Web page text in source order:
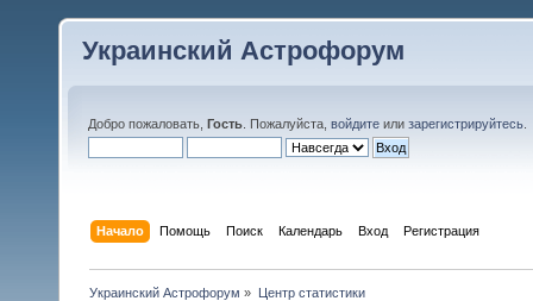
Украинский Астрофорум
Добро пожаловать, Гость . Пожалуйста, войдите или зарегистрируйтесь
Начало Помощь Поиск Календарь Вход Регистрация
Украинский Астрофорум » Центр статистики